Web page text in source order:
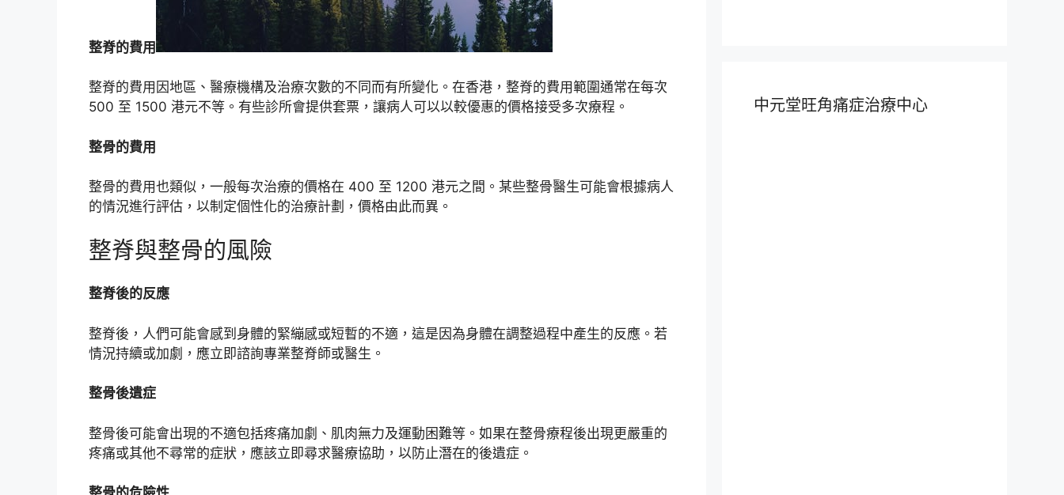
整脊的費用
整脊的費用因地區、醫療機構及治療次數的不同而有所變化。在香港，整脊的費用範圍通常在每次
500 至 1500 港元不等。有些診所會提供套票，讓病人可以以較優惠的價格接受多次療程。
整骨的費用
整骨的費用也類似，一般每次治療的價格在 400 至 1200 港元之間。某些整骨醫生可能會根據病人
的情況進行評估，以制定個性化的治療計劃，價格由此而異。
整脊與整骨的風險
整脊後的反應
整脊後，人們可能會感到身體的緊繃感或短暫的不適，這是因為身體在調整過程中產生的反應。若
情況持續或加劇，應立即諮詢專業整脊師或醫生。
整骨後遺症
整骨後可能會出現的不適包括疼痛加劇、肌肉無力及運動困難等。如果在整骨療程後出現更嚴重的
疼痛或其他不尋常的症狀，應該立即尋求醫療協助，以防止潛在的後遺症。
中元堂旺角痛症治療中心